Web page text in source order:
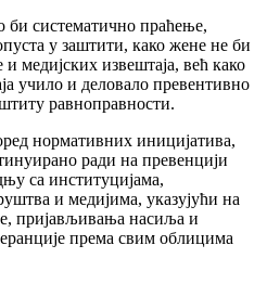
би систематично праћење,
у заштити, како жене не би
и медијских извештаја, већ како
учило и деловало превентивно
равноправности.
нормативних иницијатива,
ради на превенцији
са институцијама,
и медијима, указујући на
пријављивања насиља и
према свим облицима